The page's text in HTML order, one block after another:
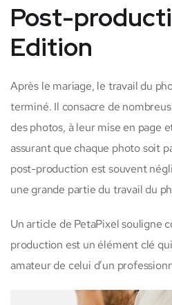
Post-
Edition
Après le mariage, le travail du
terminé. Il consacre de
des photos, à leur mise en page
assurant que chaque photo soit
post-production est souvent
une grande partie du travail du
Un article de PetaPixel souligne
production est un élément clé
amateur de celui d’un